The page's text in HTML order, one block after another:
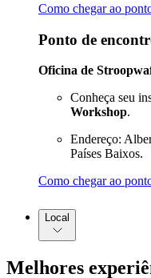
Como chegar ao
Ponto de
Oficina de
Conheça seu
Workshop.
Endereço:
Países Baixos.
Como chegar ao
Local
Melhores